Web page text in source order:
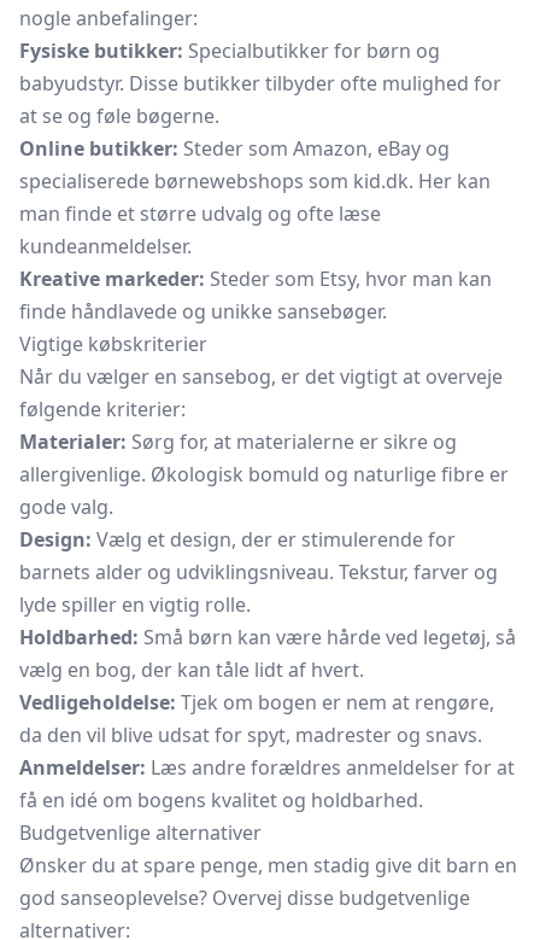
nogle anbefalinger:
Fysiske butikker: Specialbutikker for børn og
babyudstyr. Disse butikker tilbyder ofte mulighed for
at se og føle bøgerne.
Online butikker: Steder som Amazon, eBay og
specialiserede børnewebshops som kid.dk. Her kan
man finde et større udvalg og ofte læse
kundeanmeldelser.
Kreative markeder: Steder som Etsy, hvor man kan
finde håndlavede og unikke sansebøger.
Vigtige købskriterier
Når du vælger en sansebog, er det vigtigt at overveje
følgende kriterier:
Materialer: Sørg for, at materialerne er sikre og
allergivenlige. Økologisk bomuld og naturlige fibre er
gode valg.
Design: Vælg et design, der er stimulerende for
barnets alder og udviklingsniveau. Tekstur, farver og
lyde spiller en vigtig rolle.
Holdbarhed: Små børn kan være hårde ved legetøj, så
vælg en bog, der kan tåle lidt af hvert.
Vedligeholdelse: Tjek om bogen er nem at rengøre,
da den vil blive udsat for spyt, madrester og snavs.
Anmeldelser: Læs andre forældres anmeldelser for at
få en idé om bogens kvalitet og holdbarhed.
Budgetvenlige alternativer
Ønsker du at spare penge, men stadig give dit barn en
god sanseoplevelse? Overvej disse budgetvenlige
alternativer: